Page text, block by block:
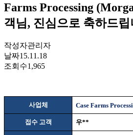
Farms Processing
객님, 진심으로 축하드립
작성자관리자
날짜15.11.18
조회수1,965
사업체 Case Farms
접수 고객 우**